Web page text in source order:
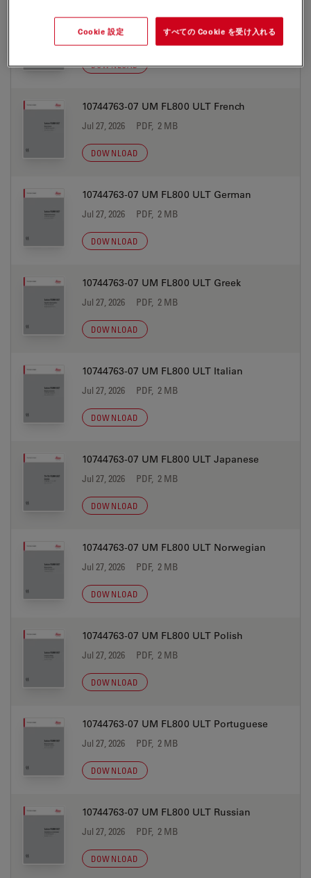
10744763-07 UM FL800 ULT Finnish
Jul 27, 2026 PDF, 2 MB
DOWNLOAD
10744763-07 UM FL800 ULT French
Jul 27, 2026 PDF, 2 MB
DOWNLOAD
10744763-07 UM FL800 ULT German
Jul 27, 2026 PDF, 2 MB
DOWNLOAD
10744763-07 UM FL800 ULT Greek
Jul 27, 2026 PDF, 2 MB
DOWNLOAD
10744763-07 UM FL800 ULT Italian
Jul 27, 2026 PDF, 2 MB
DOWNLOAD
10744763-07 UM FL800 ULT Japanese
Jul 27, 2026 PDF, 2 MB
DOWNLOAD
10744763-07 UM FL800 ULT Norwegian
Jul 27, 2026 PDF, 2 MB
DOWNLOAD
10744763-07 UM FL800 ULT Polish
Jul 27, 2026 PDF, 2 MB
DOWNLOAD
10744763-07 UM FL800 ULT Portuguese
Jul 27, 2026 PDF, 2 MB
DOWNLOAD
10744763-07 UM FL800 ULT Russian
Jul 27, 2026 PDF, 2 MB
DOWNLOAD
Cookie 設定 すべての Cookie を受け入れる